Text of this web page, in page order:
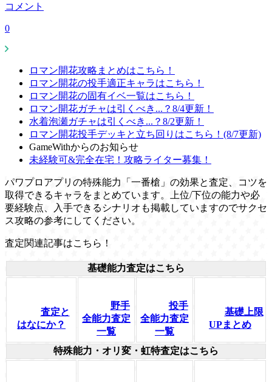
コメント
0
ロマン開花攻略まとめはこちら！
ロマン開花の投手適正キャラはこちら！
ロマン開花の固有イベ一覧はこちら！
ロマン開花ガチャは引くべき...？8/4更新！
水着泡瀬ガチャは引くべき...？8/2更新！
ロマン開花投手デッキと立ち回りはこちら！(8/7更新)
GameWithからのお知らせ
未経験可&完全在宅！攻略ライター募集！
パワプロアプリの特殊能力「一番槍」の効果と査定、コツを
取得できるキャラをまとめています。上位/下位の能力や必
要経験点、入手できるシナリオも掲載していますのでサクセ
ス攻略の参考にしてください。
査定関連記事はこちら！
基礎能力査定はこちら
査定と
はなにか？
野手
全能力査定
一覧
投手
全能力査定
一覧
基礎上限
UPまとめ
特殊能力・オリ変・虹特査定はこちら